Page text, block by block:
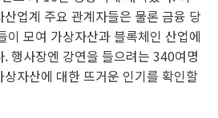
업계 주요 관계자들은 물론 금융 당
이 모여 가상자산과 블록체인 산업에
행사장엔 강연을 들으려는 340여명
자산에 대한 뜨거운 인기를 확인할